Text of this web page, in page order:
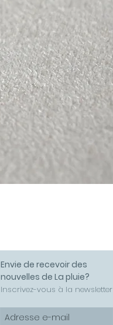
Envie de recevoir des
nouvelles de La pluie?
Inscrivez-vous à la newsletter